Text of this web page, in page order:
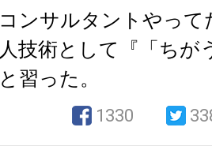
コンサルタントやって
人技術として『「ちが
と習った。
1330